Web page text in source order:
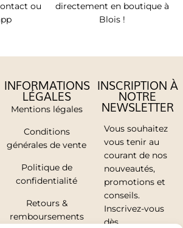
ou
directement en boutique à
Blois !
INFORMATIONS
LÉGALES
Mentions légales
Conditions
générales de vente
Politique de
confidentialité
Retours &
remboursements
INSCRIPTION À
NOTRE
NEWSLETTER
Vous souhaitez
vous tenir au
courant de nos
nouveautés,
promotions et
conseils.
Inscrivez-vous
dès